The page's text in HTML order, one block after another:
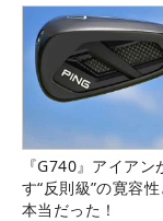
『G740』アイアン
す“反則級”の寛容
本当だった！